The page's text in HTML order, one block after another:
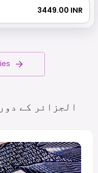
₹ 3449.00 INR
الجزائر کے